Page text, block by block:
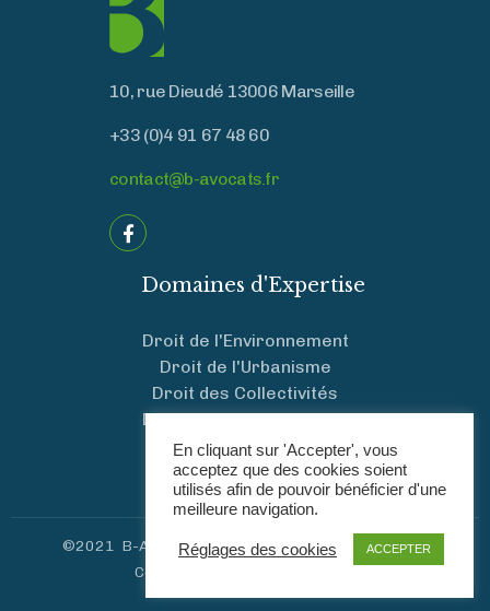
10, rue Dieudé 13006 Marseille
+33 (0)4 91 67 48 60
contact@b-avocats.fr
Domaines d'Expertise
Droit de l'Environnement
Droit de l'Urbanisme
Droit des Collectivités
Droit Public des Affaires
Mentions Légales
©2021 B-Avocats. Un site développé par Nomades
Communication &
En cliquant sur 'Accepter', vous
acceptez que des cookies soient
utilisés afin de pouvoir bénéficier d'une
meilleure navigation.
Réglages des cookies ACCEPTER